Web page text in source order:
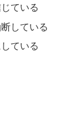
ている
している
ている